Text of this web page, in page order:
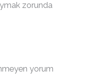
zorunda
yorum